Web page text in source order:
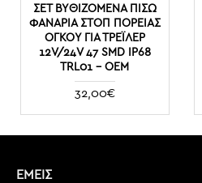
ΣΕΤ ΒΥΘΙΖΌΜΕΝΑ ΠΊΣΩ
ΦΑΝΆΡΙΑ ΣΤΟΠ ΠΟΡΕΊΑΣ
ΌΓΚΟΥ ΓΙΑ ΤΡΈΙΛΕΡ
12V/24V 47 SMD IP68
TRL01 - ΟΕΜ
32,00€
ΕΜΕΙΣ